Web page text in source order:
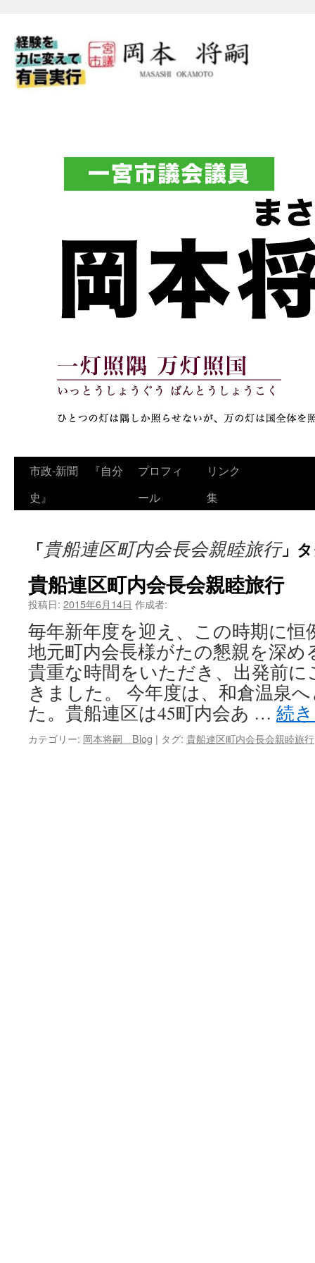
コ
へ
ス
キ
ッ
プ
市政‐新聞 『自分
史』
プロフィ
ール
リンク
集
「貴船連区町内会長会親睦旅行」
貴船連区町内会長会親睦旅行
投稿日: 2015年6月14日 作成者:
毎年新年度を迎え、この時期に
地元町内会長様がたの懇親を深め
貴重な時間をいただき、出発前
きました。 今年度は、和倉温泉
た。貴船連区は45町内会あ … 続
カテゴリー: 岡本将嗣 Blog | タグ: 貴船連区町内会長会親睦旅行